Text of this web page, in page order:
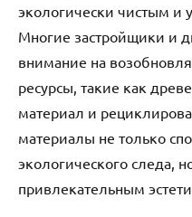
экологически чистым и
Многие застройщики и
внимание на
ресурсы, такие как
материал и
материалы не только
экологического следа,
привлекательным